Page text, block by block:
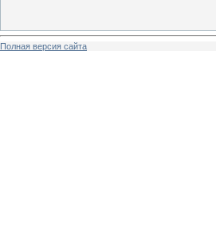
Полная версия сайта